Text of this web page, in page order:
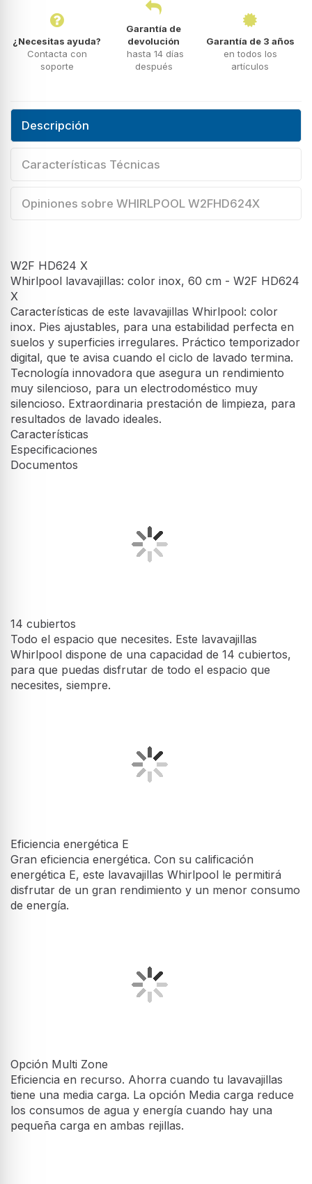
¿Necesitas ayuda?
Contacta con
soporte
Garantía de
devolución
hasta 14 días
después
Garantía de 3 años
en todos los
artículos
Descripción
Características Técnicas
Opiniones sobre WHIRLPOOL W2FHD624X
W2F HD624 X
Whirlpool lavavajillas: color inox, 60 cm - W2F HD624
X
Características de este lavavajillas Whirlpool: color
inox. Pies ajustables, para una estabilidad perfecta en
suelos y superficies irregulares. Práctico temporizador
digital, que te avisa cuando el ciclo de lavado termina.
Tecnología innovadora que asegura un rendimiento
muy silencioso, para un electrodoméstico muy
silencioso. Extraordinaria prestación de limpieza, para
resultados de lavado ideales.
Características
Especificaciones
Documentos
14 cubiertos
Todo el espacio que necesites. Este lavavajillas
Whirlpool dispone de una capacidad de 14 cubiertos,
para que puedas disfrutar de todo el espacio que
necesites, siempre.
Gran eficiencia energética. Con su calificación
energética E, este lavavajillas Whirlpool le permitirá
disfrutar de un gran rendimiento y un menor consumo
de energía.
Eficiencia en recurso. Ahorra cuando tu lavavajillas
tiene una media carga. La opción Media carga reduce
los consumos de agua y energía cuando hay una
pequeña carga en ambas rejillas.